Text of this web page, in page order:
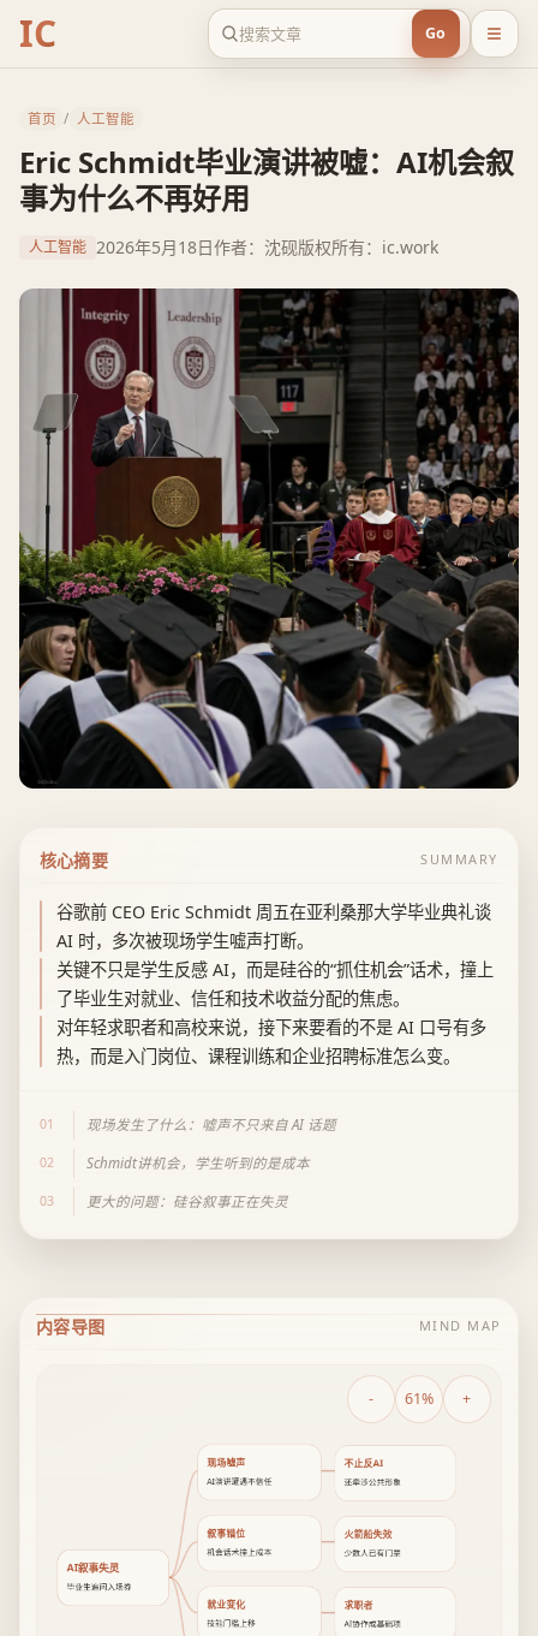
IC Go
首页 / 人工智能
Eric Schmidt毕业演讲被嘘：AI机会叙
事为什么不再好用
人工智能 2026年5月18日作者：沈砚版权所有：ic.work
核心摘要 SUMMARY
谷歌前 CEO Eric Schmidt 周五在亚利桑那大学毕业典礼谈
AI 时，多次被现场学生嘘声打断。
关键不只是学生反感 AI，而是硅谷的“抓住机会”话术，撞上
了毕业生对就业、信任和技术收益分配的焦虑。
对年轻求职者和高校来说，接下来要看的不是 AI 口号有多
热，而是入门岗位、课程训练和企业招聘标准怎么变。
01 现场发生了什么：嘘声不只来自 AI 话题
02 Schmidt讲机会，学生听到的是成本
03 更大的问题：硅谷叙事正在失灵
内容导图 MIND MAP
- 61% +
AI叙事失灵
毕业生追问入场券
现场嘘声
AI演讲遭遇不信任
不止反AI
还牵涉公共形象
叙事错位
机会话术撞上成本
火箭船失效
少数人已有门票
就业变化
技能门槛上移
求职者
AI协作成基础项